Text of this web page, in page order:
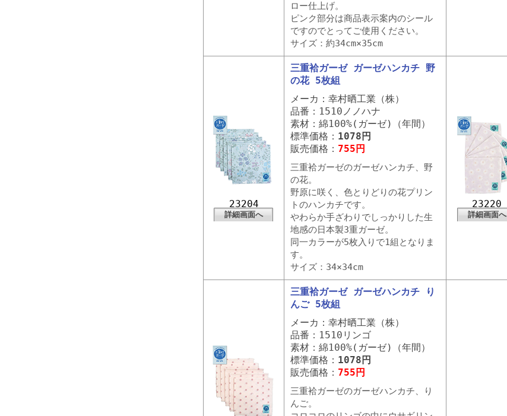
ロー仕上げ。
ピンク部分は商品表示案内のシール
ですのでとってご使用ください。
サイズ：約34cm×35cm
23204
詳細画面へ
三重袷ガーゼ ガーゼハンカチ 野
の花 5枚組
メーカ：幸村晒工業（株）
品番：1510ノノハナ
素材：綿100%(ガーゼ)（年間）
標準価格： 1078円
販売価格： 755円
三重袷ガーゼのガーゼハンカチ、野
の花。
野原に咲く、色とりどりの花プリン
トのハンカチです。
やわらか手ざわりでしっかりした生
地感の日本製3重ガーゼ。
同一カラーが5枚入りで1組となりま
す。
サイズ：34×34cm
23220
詳細画面へ
三重袷ガーゼ ガーゼハンカチ り
んご 5枚組
メーカ：幸村晒工業（株）
品番：1510リンゴ
素材：綿100%(ガーゼ)（年間）
標準価格： 1078円
販売価格： 755円
三重袷ガーゼのガーゼハンカチ、り
んご。